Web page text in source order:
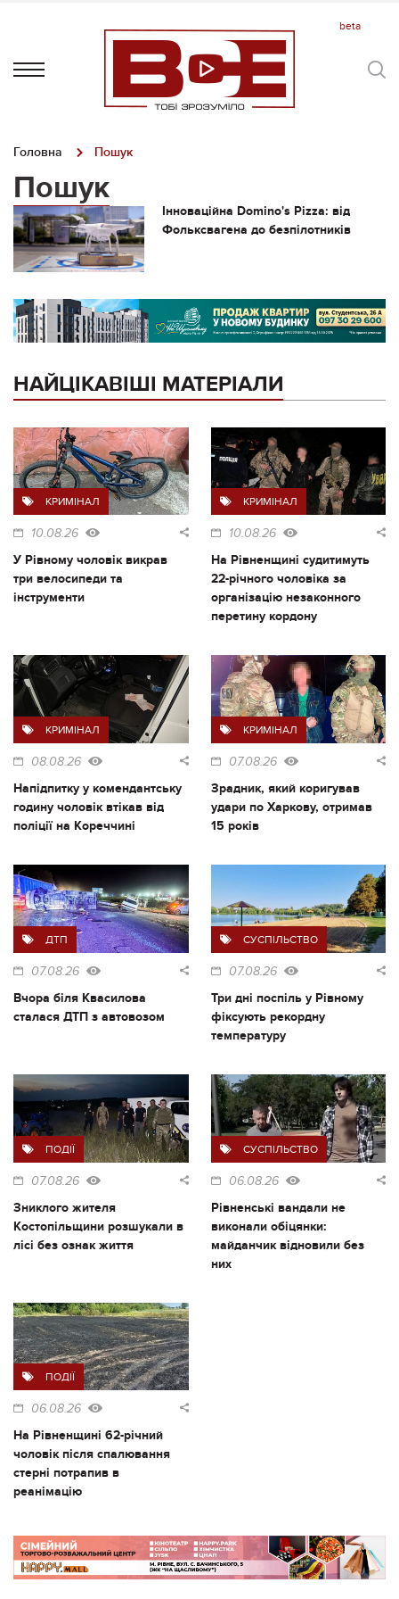
Головна Пошук
Пошук
Інноваційна Domino's Pizza: від
Фольксвагена до безпілотників
НАЙЦІКАВІШІ МАТЕРІАЛИ
КРИМІНАЛ
10.08.26
У Рівному чоловік викрав
три велосипеди та
інструменти
КРИМІНАЛ
10.08.26
На Рівненщині судитимуть
22-річного чоловіка за
організацію незаконного
перетину кордону
КРИМІНАЛ
08.08.26
Напідпитку у комендантську
годину чоловік втікав від
поліції на Кореччині
КРИМІНАЛ
07.08.26
Зрадник, який коригував
удари по Харкову, отримав
15 років
ДТП
07.08.26
Вчора біля Квасилова
сталася ДТП з автовозом
СУСПІЛЬСТВО
07.08.26
Три дні поспіль у Рівному
фіксують рекордну
температуру
ПОДІЇ
07.08.26
Зниклого жителя
Костопільщини розшукали в
лісі без ознак життя
СУСПІЛЬСТВО
06.08.26
Рівненські вандали не
виконали обіцянки:
майданчик відновили без
них
ПОДІЇ
06.08.26
На Рівненщині 62-річний
чоловік після спалювання
стерні потрапив в
реанімацію